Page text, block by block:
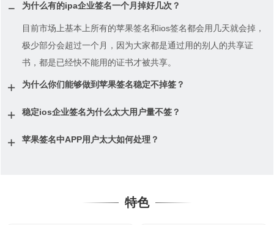
为什么有的ipa企业签名一个月掉好几次？
目前市场上基本上所有的苹果签名和ios签名都会用几天就会掉，
极少部分会超过一个月，因为大家都是通过用的别人的共享证
书，都是已经快不能用的证书才被共享。
为什么你们能够做到苹果签名稳定不掉签？
稳定ios企业签名为什么太大用户量不签？
苹果签名中APP用户太大如何处理？
特色